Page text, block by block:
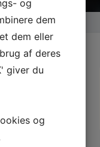
og
dem
dem eller
af deres
giver du
og